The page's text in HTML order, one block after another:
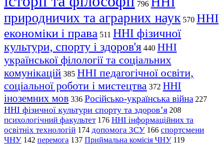
796
природничих та аграрних наук 570 ННІ
економіки і права 511 ННІ фізичної
культури, спорту і здоров'я 440 ННІ
української філології та соціальних
комунікацій 385 ННІ педагогічної освіти,
соціальної роботи і мистецтва 372 ННІ
іноземних мов 336 Російсько-українська війна 227
ННІ фізичної культури спорту та здоров’я 208
психологічний факультет 176 ННІ інформаційних та
освітніх технологій 174 допомога ЗСУ 166 спортсмени
ЧНУ 142 перемога 137 Приймальна комісія ЧНУ 119